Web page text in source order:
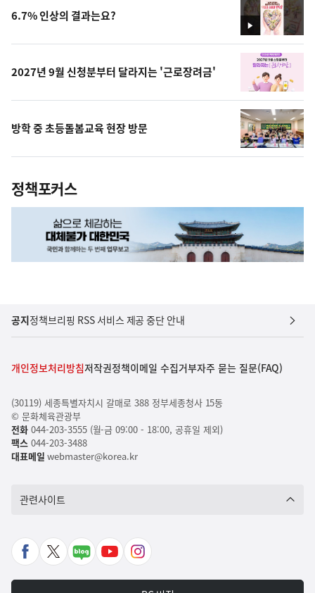
영
상
6.7% 인상의 결과는요?
2027년 9월 신청분부터 달라지는 '근로장려금'
방학 중 초등돌봄교육 현장 방문
정책포커스
공지정책브리핑 RSS 서비스 제공 중단 안내
개인정보처리방침저작권정책이메일 수집거부자주 묻는 질문(FAQ)
(30119) 세종특별자치시 갈매로 388 정부세종청사 15동
© 문화체육관광부
전화044-203-3555 (월-금 09:00 - 18:00, 공휴일 제외)
팩스 044-203-3488
대표메일 webmaster@korea.kr
관련사이트
페
X
네
유
인
타